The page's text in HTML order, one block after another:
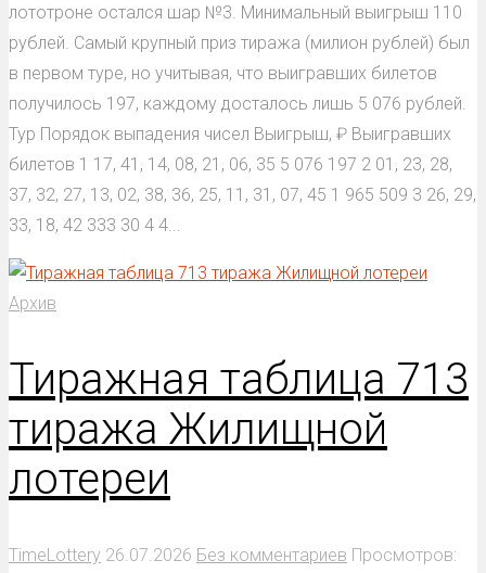
лототроне остался шар №3. Минимальный выигрыш 110
рублей. Самый крупный приз тиража (милион рублей) был
в первом туре, но учитывая, что выигравших билетов
получилось 197, каждому досталось лишь 5 076 рублей.
Тур Порядок выпадения чисел Выигрыш, ₽ Выигравших
билетов 1 17, 41, 14, 08, 21, 06, 35 5 076 197 2 01, 23, 28,
37, 32, 27, 13, 02, 38, 36, 25, 11, 31, 07, 45 1 965 509 3 26, 29,
33, 18, 42 333 30 4 4...
Архив
Тиражная таблица 713
тиража Жилищной
лотереи
TimeLottery 26.07.2026 Без комментариев Просмотров: